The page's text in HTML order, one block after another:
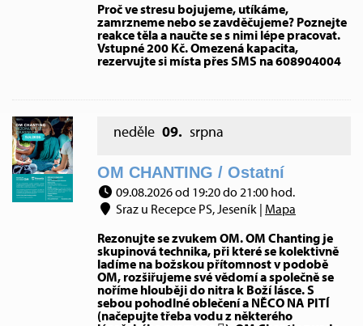
Proč ve stresu bojujeme, utíkáme,
zamrzneme nebo se zavděčujeme? Poznejte
reakce těla a naučte se s nimi lépe pracovat.
Vstupné 200 Kč. Omezená kapacita,
rezervujte si místa přes SMS na 608904004
neděle 09. srpna
OM CHANTING / Ostatní
09.08.2026 od 19:20 do 21:00 hod.
Sraz u Recepce PS, Jeseník | Mapa
Rezonujte se zvukem OM. OM Chanting je
skupinová technika, při které se kolektivně
ladíme na božskou přítomnost v podobě
OM, rozšiřujeme své vědomí a společně se
noříme hlouběji do nitra k Boží lásce. S
sebou pohodlné oblečení a NĚCO NA PITÍ
(načepujte třeba vodu z některého